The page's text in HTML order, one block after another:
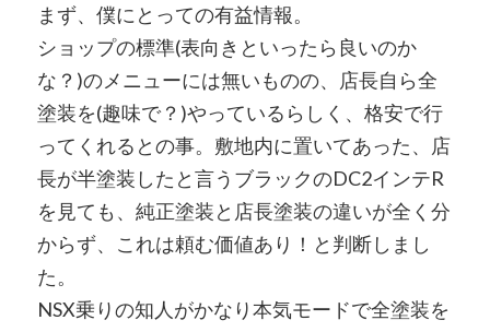
まず、僕にとっての有益情報。
ショップの標準(表向きといったら良いのか
な？)のメニューには無いものの、店長自ら全
塗装を(趣味で？)やっているらしく、格安で行
ってくれるとの事。敷地内に置いてあった、店
長が半塗装したと言うブラックのDC2インテR
を見ても、純正塗装と店長塗装の違いが全く分
からず、これは頼む価値あり！と判断しまし
た。
NSX乗りの知人がかなり本気モードで全塗装を